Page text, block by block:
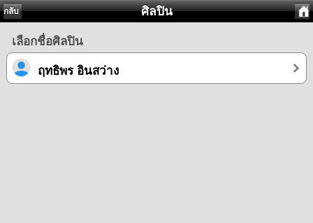
กลับ ศิลปิน
เลือกชื่อศิลปิน
ฤทธิพร อินสว่าง